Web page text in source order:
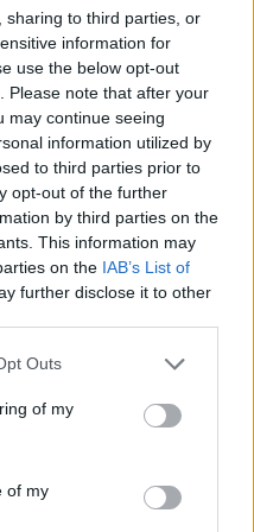
sharing to third parties, or
information for
use the below opt-out
Please note that after your
may continue seeing
information utilized by
to third parties prior to
opt-out of the further
by third parties on the
This information may
on the IAB’s List of
further disclose it to other
uses one or more Google
You may click to
its third-party tags to
purposes in below Google
Outs
of my
of my